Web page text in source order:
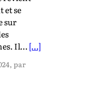
et se
sur
Il…[…]
, par